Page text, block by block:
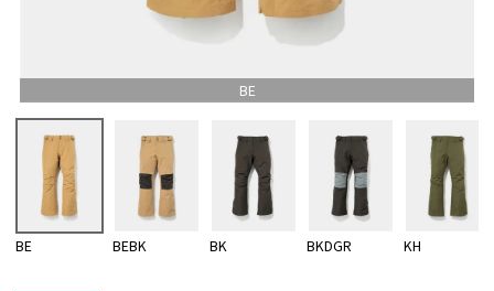
BE
BE BEBK BK BKDGR KH